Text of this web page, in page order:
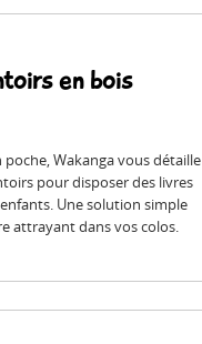
en bois
Wakanga vous détaille
pour disposer des livres
Une solution simple
attrayant dans vos colos.